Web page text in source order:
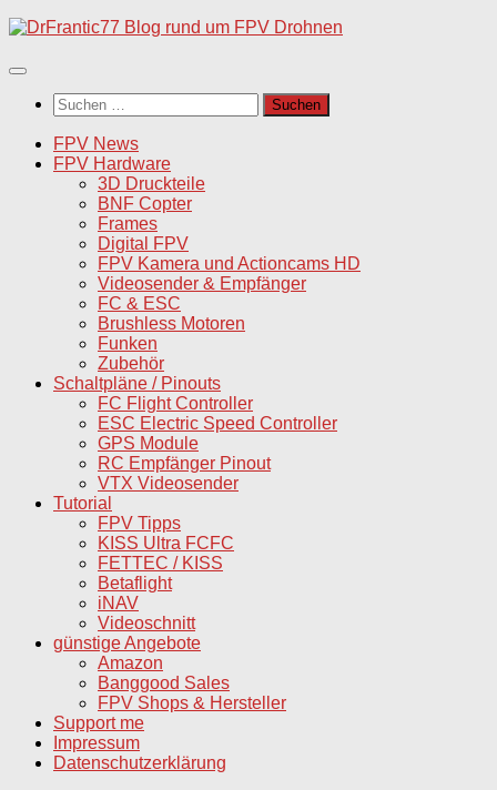
Unter
Inhalt
Suchen
nach:
FPV News
FPV Hardware
3D Druckteile
BNF Copter
Frames
Digital FPV
FPV Kamera und Actioncams HD
Videosender & Empfänger
FC & ESC
Brushless Motoren
Funken
Zubehör
Schaltpläne / Pinouts
FC Flight Controller
ESC Electric Speed Controller
GPS Module
RC Empfänger Pinout
VTX Videosender
Tutorial
FPV Tipps
KISS Ultra FCFC
FETTEC / KISS
Betaflight
iNAV
Videoschnitt
günstige Angebote
Amazon
Banggood Sales
FPV Shops & Hersteller
Support me
Impressum
Datenschutzerklärung